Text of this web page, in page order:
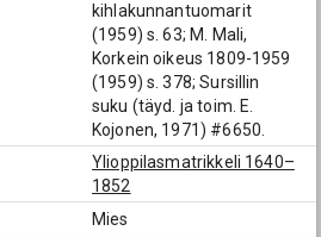
kihlakunnantuomarit
(1959) s. 63; M. Mali,
Korkein oikeus 1809-1959
(1959) s. 378; Sursillin
suku (täyd. ja toim. E.
Kojonen, 1971) #6650.
Ylioppilasmatrikkeli 1640–
1852
Mies